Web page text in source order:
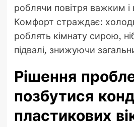
роблячи повітря важким
Комфорт страждає:
роблять кімнату сирою,
підвалі, знижуючи
Рішення
позбутися
пластикових